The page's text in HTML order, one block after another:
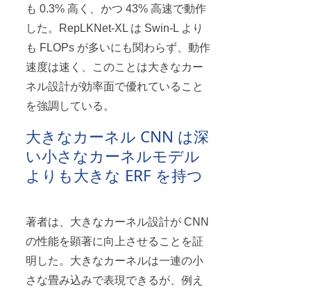
も 0.3% 高く、かつ 43% 高速で動作
した。RepLKNet-XL は Swin-L より
も FLOPs が多いにも関わらず、動作
速度は速く、このことは大きなカー
ネル設計が効率面で優れていること
を強調している。
大きなカーネル CNN は深
い小さなカーネルモデル
よりも大きな ERF を持つ
著者は、大きなカーネル設計が CNN
の性能を顕著に向上させることを証
明した。大きなカーネルは一連の小
さな畳み込みで表現できるが、例え